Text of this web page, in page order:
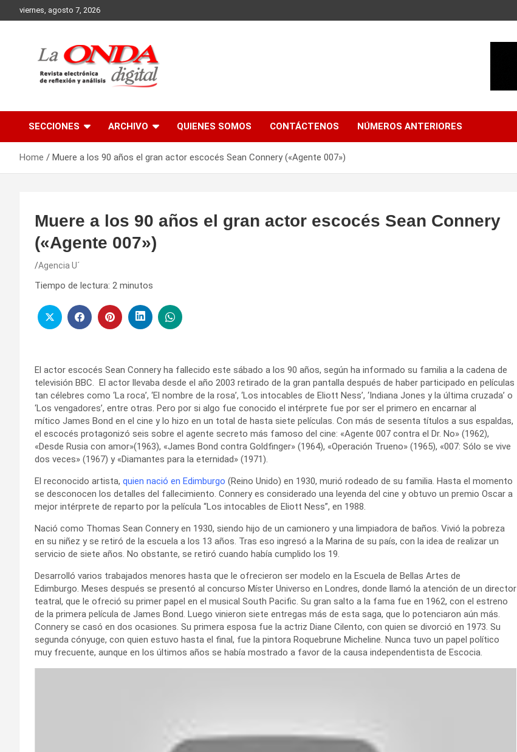
to
viernes, agosto 7, 2026
SECCIONES ARCHIVO QUIENES SOMOS CONTÁCTENOS NÚMEROS ANTERIORES
Home Muere a los 90 años el gran actor escocés Sean Connery («Agente 007»)
Muere a los 90 años el gran actor escocés Sean Connery
(«Agente 007»)
Agencia U´
Tiempo de lectura: 2 minutos
El actor escocés Sean Connery ha fallecido este sábado a los 90 años, según ha informado su familia a la cadena de
televisión BBC. El actor llevaba desde el año 2003 retirado de la gran pantalla después de haber participado en películas
tan célebres como ‘La roca’, ‘El nombre de la rosa’, ‘Los intocables de Eliott Ness’, ‘Indiana Jones y la última cruzada’ o
‘Los vengadores’, entre otras. Pero por si algo fue conocido el intérprete fue por ser el primero en encarnar al
mítico James Bond en el cine y lo hizo en un total de hasta siete películas. Con más de sesenta títulos a sus espaldas,
el escocés protagonizó seis sobre el agente secreto más famoso del cine: «Agente 007 contra el Dr. No» (1962),
«Desde Rusia con amor»(1963), «James Bond contra Goldfinger» (1964), «Operación Trueno» (1965), «007: Sólo se vive
dos veces» (1967) y «Diamantes para la eternidad» (1971).
El reconocido artista, quien nació en Edimburgo (Reino Unido) en 1930, murió rodeado de su familia. Hasta el momento
se desconocen los detalles del fallecimiento. Connery es considerado una leyenda del cine y obtuvo un premio Oscar a
mejor intérprete de reparto por la película “Los intocables de Eliott Ness”, en 1988.
Nació como Thomas Sean Connery en 1930, siendo hijo de un camionero y una limpiadora de baños. Vivió la pobreza
en su niñez y se retiró de la escuela a los 13 años. Tras eso ingresó a la Marina de su país, con la idea de realizar un
servicio de siete años. No obstante, se retiró cuando había cumplido los 19.
Desarrolló varios trabajados menores hasta que le ofrecieron ser modelo en la Escuela de Bellas Artes de
Edimburgo. Meses después se presentó al concurso Míster Universo en Londres, donde llamó la atención de un director
teatral, que le ofreció su primer papel en el musical South Pacific. Su gran salto a la fama fue en 1962, con el estreno
de la primera película de James Bond. Luego vinieron siete entregas más de esta saga, que lo potenciaron aún más.
Connery se casó en dos ocasiones. Su primera esposa fue la actriz Diane Cilento, con quien se divorció en 1973. Su
segunda cónyuge, con quien estuvo hasta el final, fue la pintora Roquebrune Micheline. Nunca tuvo un papel político
muy frecuente, aunque en los últimos años se había mostrado a favor de la causa independentista de Escocia.